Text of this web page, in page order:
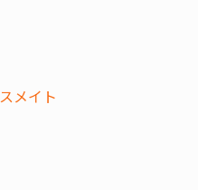
メイト
効率化で生まれるコスト削減と